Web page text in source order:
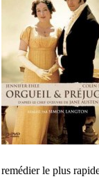
remédier le plus